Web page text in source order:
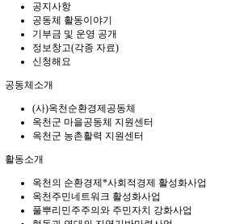
공지사항
공동체 활동이야기
기부금 및 운영 공개
정보창고(각종 자료)
신청해요
공동체소개
(사)옥천순환경제공동체
옥천군 마을공동체 지원센터
옥천군 농촌활력 지원센터
활동소개
옥천의 순환경제*사회적경제 활성화사업
옥천주민네트워크 활성화사업
풀뿌리민주주의와 주민자치 강화사업